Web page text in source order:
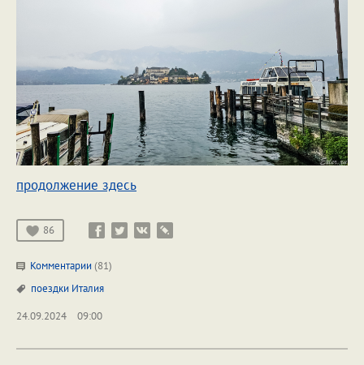
продолжение здесь
86
Комментарии (81)
поездки Италия
24.09.2024
09:00